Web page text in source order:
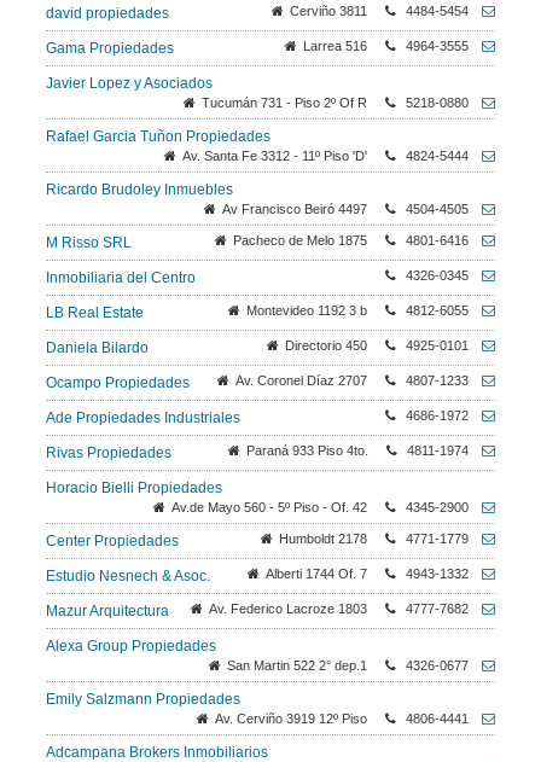
david propiedades Cerviño 3811 4484-5454
Gama Propiedades Larrea 516 4964-3555
Javier Lopez y Asociados
Tucumán 731 - Piso 2º Of R 5218-0880
Rafael Garcia Tuñon Propiedades
Av. Santa Fe 3312 - 11º Piso 'D' 4824-5444
Ricardo Brudoley Inmuebles
Av Francisco Beiró 4497 4504-4505
M Risso SRL Pacheco de Melo 1875 4801-6416
Inmobiliaria del Centro 4326-0345
LB Real Estate Montevideo 1192 3 b 4812-6055
Daniela Bilardo Directorio 450 4925-0101
Ocampo Propiedades Av. Coronel Díaz 2707 4807-1233
Ade Propiedades Industriales 4686-1972
Rivas Propiedades Paraná 933 Piso 4to. 4811-1974
Horacio Bielli Propiedades
Av.de Mayo 560 - 5º Piso - Of. 42 4345-2900
Center Propiedades Humboldt 2178 4771-1779
Estudio Nesnech & Asoc. Alberti 1744 Of. 7 4943-1332
Mazur Arquitectura Av. Federico Lacroze 1803 4777-7682
Alexa Group Propiedades
San Martin 522 2° dep.1 4326-0677
Emily Salzmann Propiedades
Av. Cerviño 3919 12º Piso 4806-4441
Adcampana Brokers Inmobiliarios